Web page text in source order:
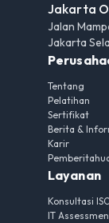
Jakarta
Jalan
Jakarta
Tentang
Pelatihan
Sertifikat
Berita &
Karir
Layanan
Konsultasi
IT